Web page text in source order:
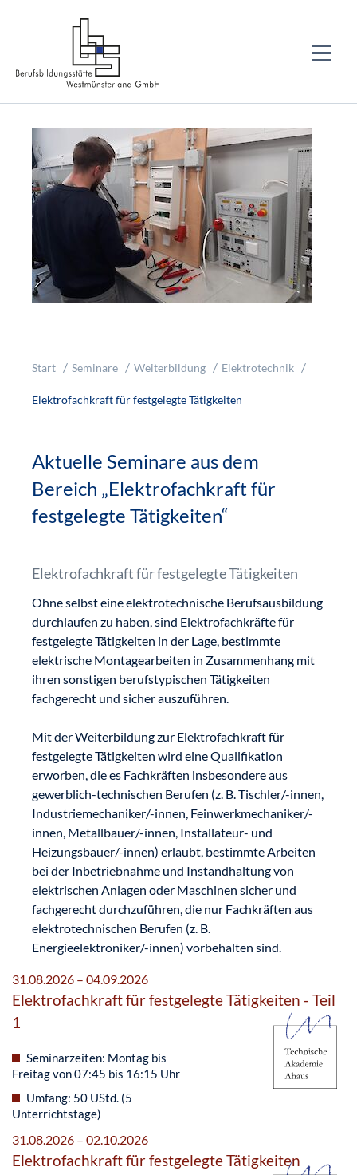
Start Seminare Weiterbildung Elektrotechnik
Elektrofachkraft für festgelegte Tätigkeiten
Aktuelle Seminare aus dem
Bereich „Elektrofachkraft für
festgelegte Tätigkeiten“
Elektrofachkraft für festgelegte Tätigkeiten
Ohne selbst eine elektrotechnische Berufsausbildung
durchlaufen zu haben, sind Elektrofachkräfte für
festgelegte Tätigkeiten in der Lage, bestimmte
elektrische Montagearbeiten in Zusammenhang mit
ihren sonstigen berufstypischen Tätigkeiten
fachgerecht und sicher auszuführen.
Mit der Weiterbildung zur Elektrofachkraft für
festgelegte Tätigkeiten wird eine Qualifikation
erworben, die es Fachkräften insbesondere aus
gewerblich-technischen Berufen (z. B. Tischler/-innen,
Industriemechaniker/-innen, Feinwerkmechaniker/-
innen, Metallbauer/-innen, Installateur- und
Heizungsbauer/-innen) erlaubt, bestimmte Arbeiten
bei der Inbetriebnahme und Instandhaltung von
elektrischen Anlagen oder Maschinen sicher und
fachgerecht durchzuführen, die nur Fachkräften aus
elektrotechnischen Berufen (z. B.
Energieelektroniker/-innen) vorbehalten sind.
31.08.2026 – 04.09.2026
Elektrofachkraft für festgelegte Tätigkeiten - Teil
1
Seminarzeiten: Montag bis
Freitag von 07:45 bis 16:15 Uhr
Umfang: 50 UStd. (5
Unterrichtstage)
31.08.2026 – 02.10.2026
Elektrofachkraft für festgelegte Tätigkeiten